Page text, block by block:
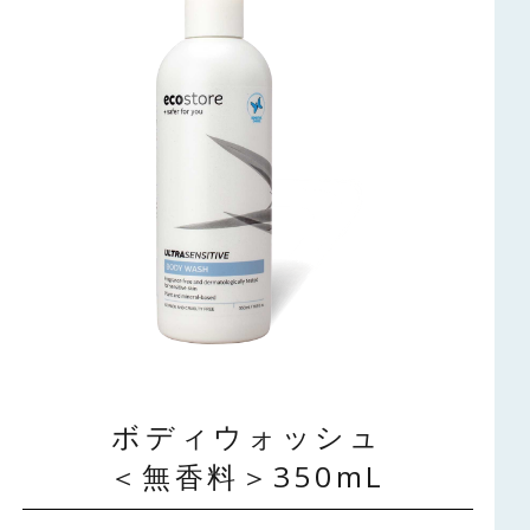
ボディウォッシュ
＜無香料＞350mL